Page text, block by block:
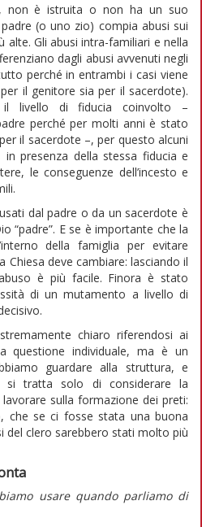
non è istruita o non ha un suo
(o uno zio) compia abusi sui
Gli abusi intra-familiari e nella
dagli abusi avvenuti negli
perché in entrambi i casi viene
il genitore sia per il sacerdote).
livello di fiducia coinvolto –
perché per molti anni è stato
il sacerdote –, per questo alcuni
presenza della stessa fiducia e
le conseguenze dell’incesto e
dal padre o da un sacerdote è
“padre”. E se è importante che la
della famiglia per evitare
Chiesa deve cambiare: lasciando il
è più facile. Finora è stato
di un mutamento a livello di
chiaro riferendosi ai
questione individuale, ma è un
guardare alla struttura, e
si tratta solo di considerare la
sulla formazione dei preti:
che se ci fosse stata una buona
del clero sarebbero stati molto più
usare quando parliamo di